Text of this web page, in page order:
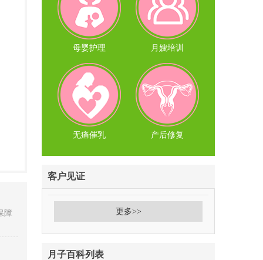
障
母婴护理 月嫂培训
无痛催乳 产后修复
客户见证
更多>>
月子百科列表